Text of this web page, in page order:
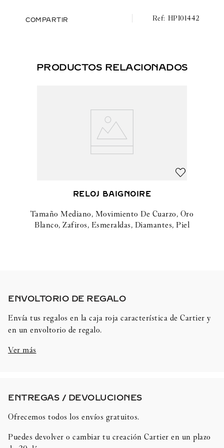
COMPARTIR HPI01442
PRODUCTOS RELACIONADOS
RELOJ BAIGNOIRE
Tamaño Mediano, Movimiento De Cuarzo, Oro
Blanco, Zafiros, Esmeraldas, Diamantes, Piel
ENVOLTORIO DE REGALO​
Envía tus regalos en la caja roja característica de Cartier y
en un envoltorio de regalo.
Ver más
ENTREGAS / DEVOLUCIONES​
Ofrecemos todos los envíos gratuitos.
Puedes devolver o cambiar tu creación Cartier en un plazo